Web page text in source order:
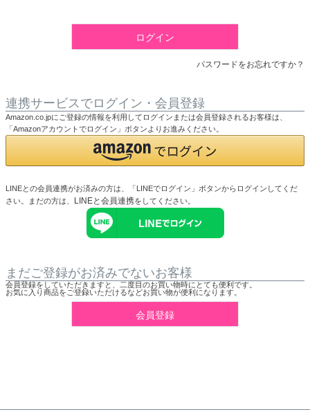
ログイン
パスワードをお忘れですか？
連携サービスでログイン・会員登録
Amazon.co.jpにご登録の情報を利用してログインまたは会員登録されるお客様は、
「Amazonアカウントでログイン」ボタンよりお進みください。
LINEとの会員連携がお済みの方は、「LINEでログイン」ボタンからログインしてくだ
さい。まだの方は、 LINEと会員連携をしてください。
まだご登録がお済みでないお客様
会員登録をしていただきますと、二度目のお買い物時にとても便利です。
お気に入り商品をご登録いただけるなどお買い物が便利になります。
会員登録